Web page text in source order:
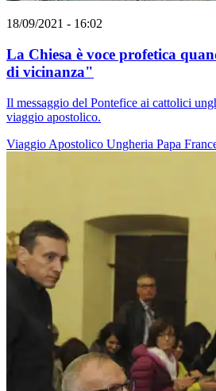
18/09/2021 - 16:02
La Chiesa è voce profetica
di vicinanza"
Il messaggio del Pontefice ai cattolici
viaggio apostolico.
Viaggio Apostolico Ungheria Papa